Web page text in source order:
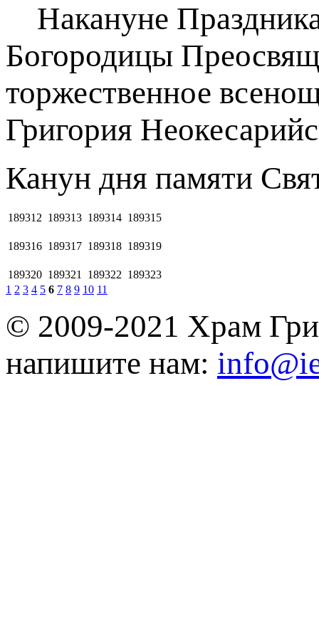
Накануне
Богородицы
торжественное
Григория
Канун дня памяти
189312 189313 189314 189315
189316 189317 189318 189319
189320 189321 189322 189323
1 2 3 4 5 6 7 8 9 10 11
© 2009-2021 Храм
напишите нам: